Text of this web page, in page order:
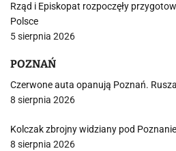
Rząd i Episkopat rozpoczęły
Polsce
5 sierpnia 2026
POZNAŃ
Czerwone auta opanują Poznań.
8 sierpnia 2026
Kolczak zbrojny widziany pod
8 sierpnia 2026